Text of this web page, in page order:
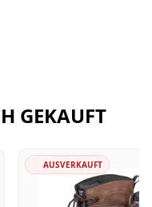
GEKAUFT
AUSVERKAUFT